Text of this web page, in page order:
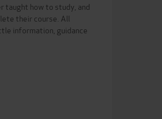
taught how to study, and
their course. All
information, guidance